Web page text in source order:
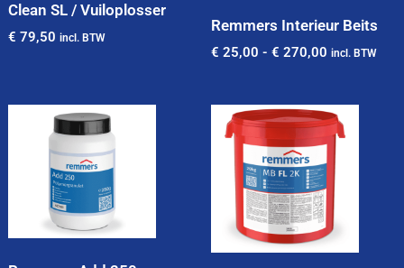
Clean SL / Vuiloplosser
€ 79,50 incl. BTW
Remmers Interieur Beits
€ 25,00 - € 270,00 incl. BTW